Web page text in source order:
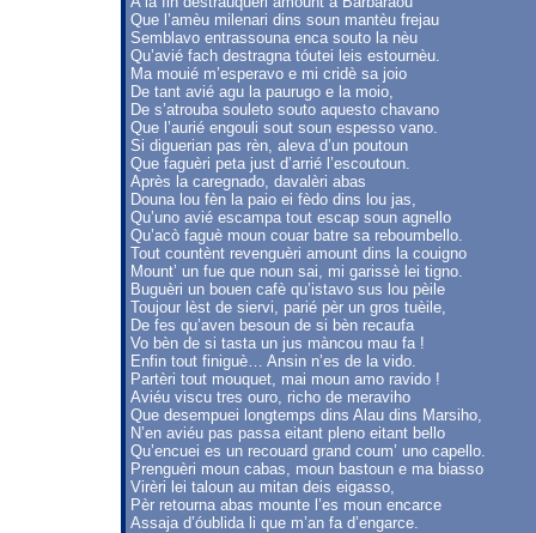
Que l’amèu milenari dins soun mantèu frejau
Semblavo entrassouna enca souto la nèu
Qu’avié fach destragna tóutei leis estournèu.
Ma mouié m’esperavo e mi cridè sa joio
De tant avié agu la paurugo e la moio,
De s’atrouba souleto souto aquesto chavano
Que l’aurié engouli sout soun espesso vano.
Si diguerian pas rèn, aleva d’un poutoun
Que faguèri peta just d’arrié l’escoutoun.
Après la caregnado, davalèri abas
Douna lou fèn la paio ei fèdo dins lou jas,
Qu’uno avié escampa tout escap soun agnello
Qu’acò faguè moun couar batre sa reboumbello.
Tout countènt revenguèri amount dins la couigno
Mount’ un fue que noun sai, mi garissè lei tigno.
Buguèri un bouen cafè qu’istavo sus lou pèile
Toujour lèst de siervi, parié pèr un gros tuèile,
De fes qu’aven besoun de si bèn recaufa
Vo bèn de si tasta un jus màncou mau fa !
Enfin tout finiguè… Ansin n’es de la vido.
Partèri tout mouquet, mai moun amo ravido !
Aviéu viscu tres ouro, richo de meraviho
Que desempuei longtemps dins Alau dins Marsiho,
N’en aviéu pas passa eitant pleno eitant bello
Qu’encuei es un recouard grand coum’ uno capello.
Prenguèri moun cabas, moun bastoun e ma biasso
Virèri lei taloun au mitan deis eigasso,
Pèr retourna abas mounte l’es moun encarce
Assaja d’óublida li que m’an fa d’engarce.